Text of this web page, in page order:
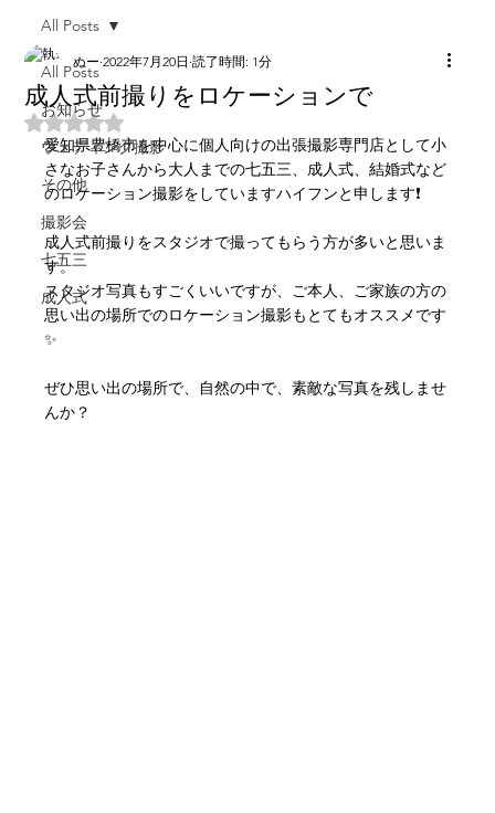
All Posts
お知らせ
ウェディング撮影
その他
撮影会
七五三
成人式
All Posts
成人式前撮りをロケーションで
ぬー 2022年7月20日 読了時間: 1分
5つ星のうちNaNと評価されています。
愛知県豊橋市を中心に個人向けの出張撮影専門店として小
さなお子さんから大人までの七五三、成人式、結婚式など
のロケーション撮影をしていますハイフンと申します❗
成人式前撮りをスタジオで撮ってもらう方が多いと思いま
す。
スタジオ写真もすごくいいですが、ご本人、ご家族の方の
思い出の場所でのロケーション撮影もとてもオススメです
✨
ぜひ思い出の場所で、自然の中で、素敵な写真を残しませ
んか？